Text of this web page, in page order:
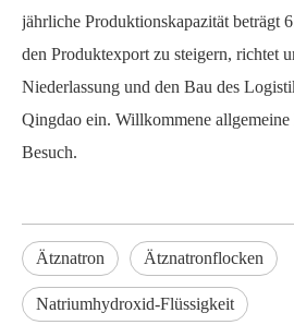
jährliche Produktionskapazität beträgt
den Produktexport zu steigern, richtet
Niederlassung und den Bau des
Qingdao ein. Willkommene
Besuch.
Ätznatron Ätznatronflocken
Natriumhydroxid-Flüssigkeit